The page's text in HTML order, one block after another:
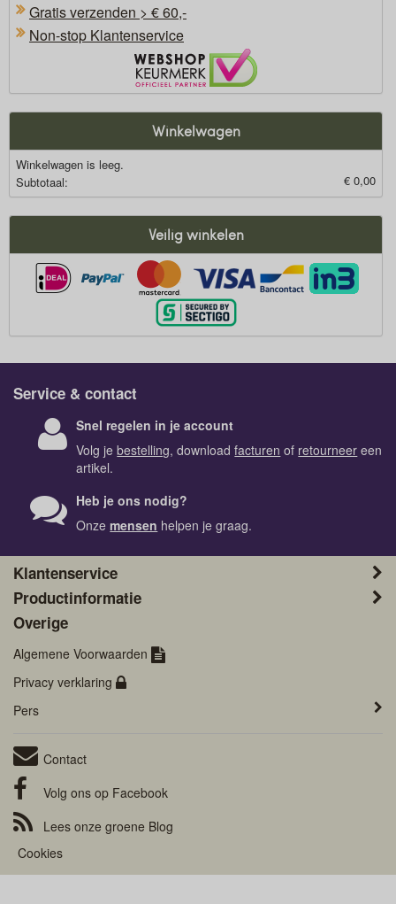
Gratis verzenden > € 60,-
Non-stop Klantenservice
Winkelwagen
Winkelwagen is leeg.
Subtotaal:
€ 0,00
Veilig winkelen
Service & contact
Snel regelen in je account
Volg jebestelling, downloadfacturen of retourneer een
artikel.
Heb je ons nodig?
Onzemensen helpen je graag.
Klantenservice
Productinformatie
Overige
Algemene Voorwaarden
Privacy verklaring
Pers
Contact
Volg ons op Facebook
Lees onze groene Blog
Cookies